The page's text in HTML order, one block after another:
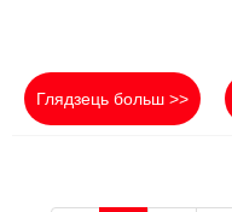
Глядзець больш >>